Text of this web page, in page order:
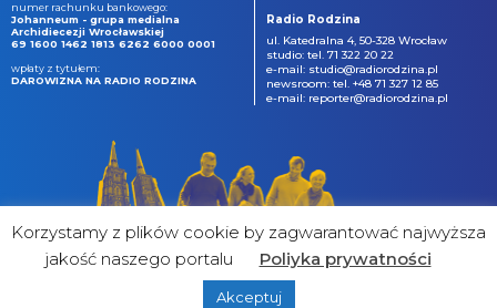
numer rachunku bankowego:
Johanneum - grupa medialna
Archidiecezji Wrocławskiej
69 1600 1462 1813 6262 6000 0001
wpłaty z tytułem:
DAROWIZNA NA RADIO RODZINA
Radio Rodzina
ul. Katedralna 4, 50-328 Wrocław
studio: tel. 71 322 20 22
e-mail: studio@radiorodzina.pl
newsroom: tel. +48 71 327 12 85
e-mail: reporter@radiorodzina.pl
&
Korzystamy z plików cookie by zagwarantować najwyższa
jakość naszego portalu
Poliyka prywatności
Akceptuj